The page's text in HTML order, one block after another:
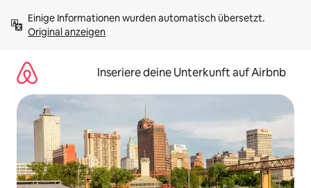
Inhalten
springenOriginal anzeigen
Inseriere deine Unterkunft auf Airbnb